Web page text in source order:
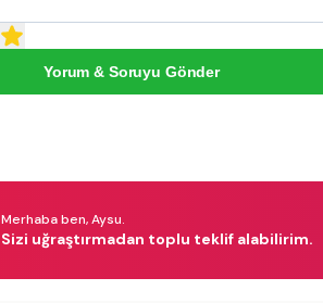
Yorum & Soruyu Gönder
Merhaba ben, Aysu.
Sizi uğraştırmadan toplu teklif alabilirim.